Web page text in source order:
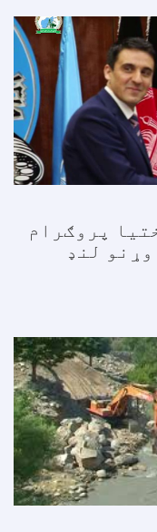
پروګرام
لنډ